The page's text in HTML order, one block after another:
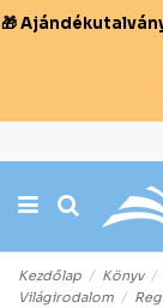
🎁
Kezdőlap Könyv
Világirodalom